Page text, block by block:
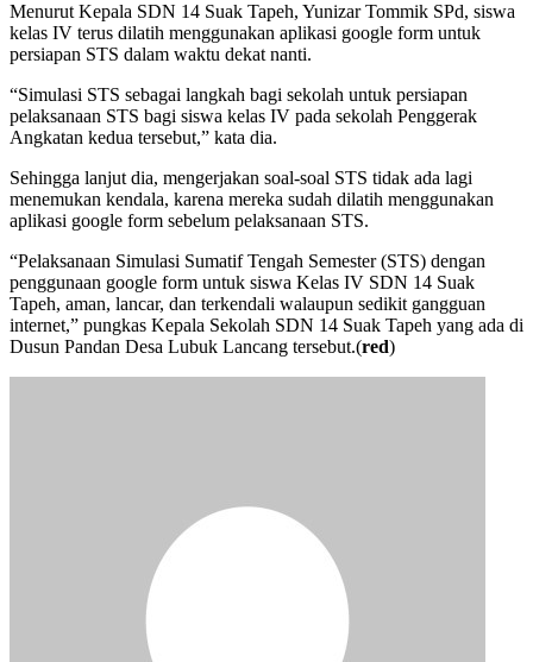
Menurut Kepala SDN 14 Suak Tapeh, Yunizar Tommik SPd, siswa
kelas IV terus dilatih menggunakan aplikasi google form untuk
persiapan STS dalam waktu dekat nanti.
“Simulasi STS sebagai langkah bagi sekolah untuk persiapan
pelaksanaan STS bagi siswa kelas IV pada sekolah Penggerak
Angkatan kedua tersebut,” kata dia.
Sehingga lanjut dia, mengerjakan soal-soal STS tidak ada lagi
menemukan kendala, karena mereka sudah dilatih menggunakan
aplikasi google form sebelum pelaksanaan STS.
“Pelaksanaan Simulasi Sumatif Tengah Semester (STS) dengan
penggunaan google form untuk siswa Kelas IV SDN 14 Suak
Tapeh, aman, lancar, dan terkendali walaupun sedikit gangguan
internet,” pungkas Kepala Sekolah SDN 14 Suak Tapeh yang ada di
Dusun Pandan Desa Lubuk Lancang tersebut.(red)